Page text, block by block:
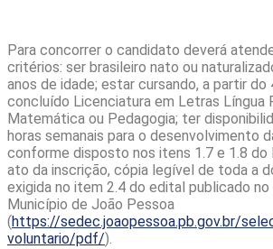
Para concorrer o candidato deverá
critérios: ser brasileiro nato ou
anos de idade; estar cursando, a partir do
concluído Licenciatura em Letras Língua
Matemática ou Pedagogia; ter
horas semanais para o desenvolvimento
conforme disposto nos itens 1.7 e 1.8 do
ato da inscrição, cópia legível de toda a
exigida no item 2.4 do edital publicado no
Município de João Pessoa
(https://sedec.joaopessoa.pb.gov.br/
voluntario/pdf/).